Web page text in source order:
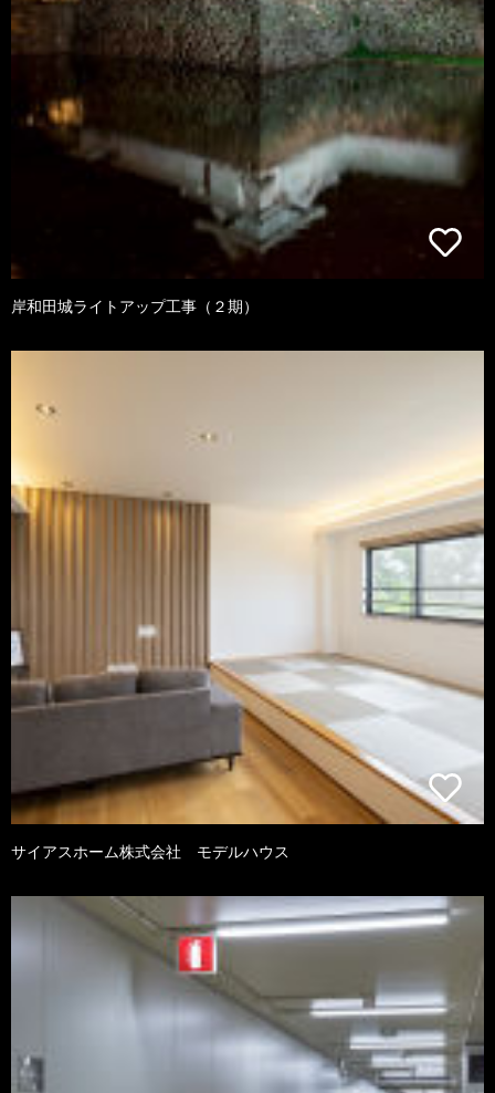
岸和田城ライトアップ工事（２期）
サイアスホーム株式会社 モデルハウス